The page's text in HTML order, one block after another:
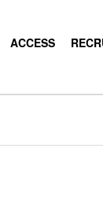
埼玉
ACCESS